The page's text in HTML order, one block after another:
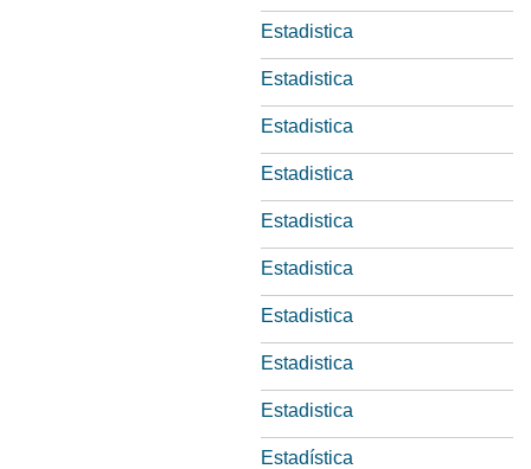
Estadistica
Estadistica
Estadistica
Estadistica
Estadistica
Estadistica
Estadistica
Estadistica
Estadistica
Estadística